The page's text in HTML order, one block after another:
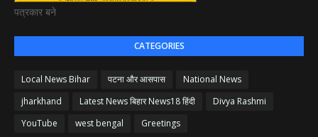
पत्रकार बने
CATEGORIES
Local News Bihar पटना और आसपास
National News
jharkhand
Latest News बिहार News18 हिंदी
Divya Rashmi
YouTube
west bengal Greetings